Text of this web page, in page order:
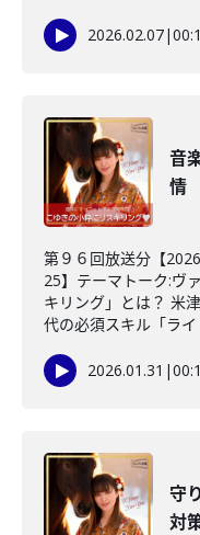
2026.02.07|
音
情
第９６回放送分【
25】テーマトーク:ヴ
キリング」とは？ 米
代の必須スキル「ライ
2026.01.31 |
守
対